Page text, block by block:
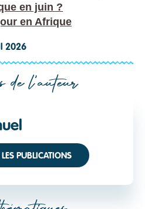
en juin ?
en Afrique
2026
de l'auteur
PUBLICATIONS